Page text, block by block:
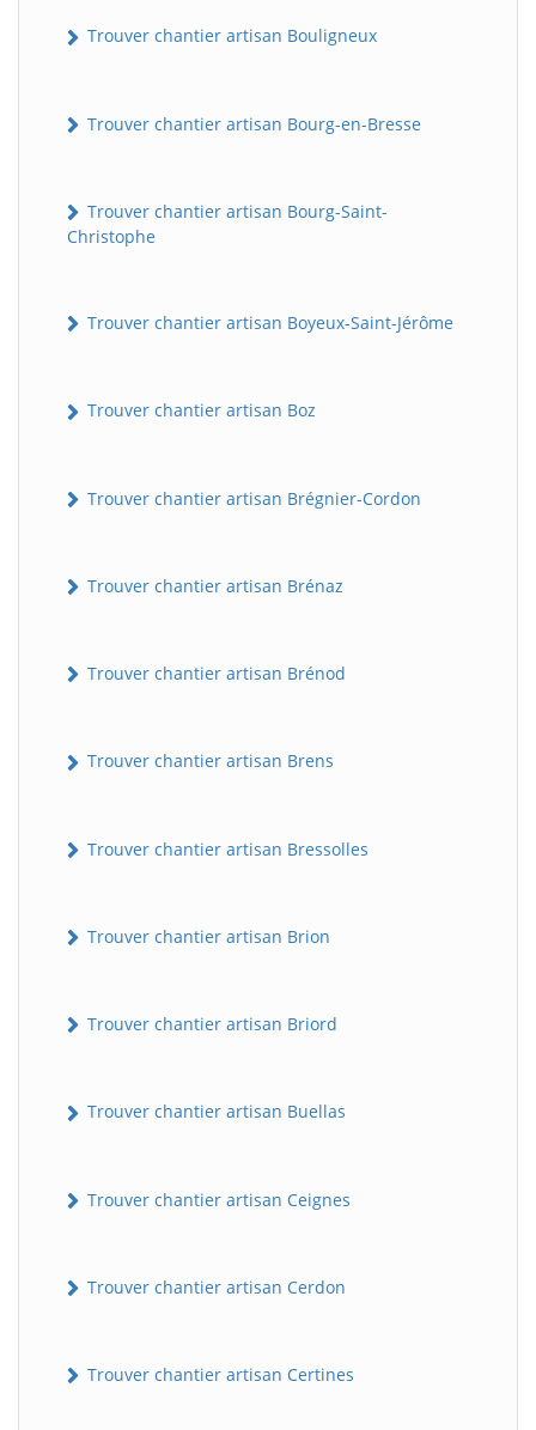
Trouver chantier artisan Bouligneux
Trouver chantier artisan Bourg-en-Bresse
Trouver chantier artisan Bourg-Saint-
Christophe
Trouver chantier artisan Boyeux-Saint-Jérôme
Trouver chantier artisan Boz
Trouver chantier artisan Brégnier-Cordon
Trouver chantier artisan Brénaz
Trouver chantier artisan Brénod
Trouver chantier artisan Brens
Trouver chantier artisan Bressolles
Trouver chantier artisan Brion
Trouver chantier artisan Briord
Trouver chantier artisan Buellas
Trouver chantier artisan Ceignes
Trouver chantier artisan Cerdon
Trouver chantier artisan Certines